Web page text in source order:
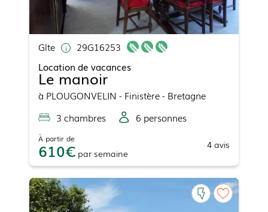
Gîte
29G16253
Location de vacances
Le manoir
à PLOUGONVELIN - Finistère - Bretagne
3 chambres 6 personnes
À partir de
610 par semaine
4 avis